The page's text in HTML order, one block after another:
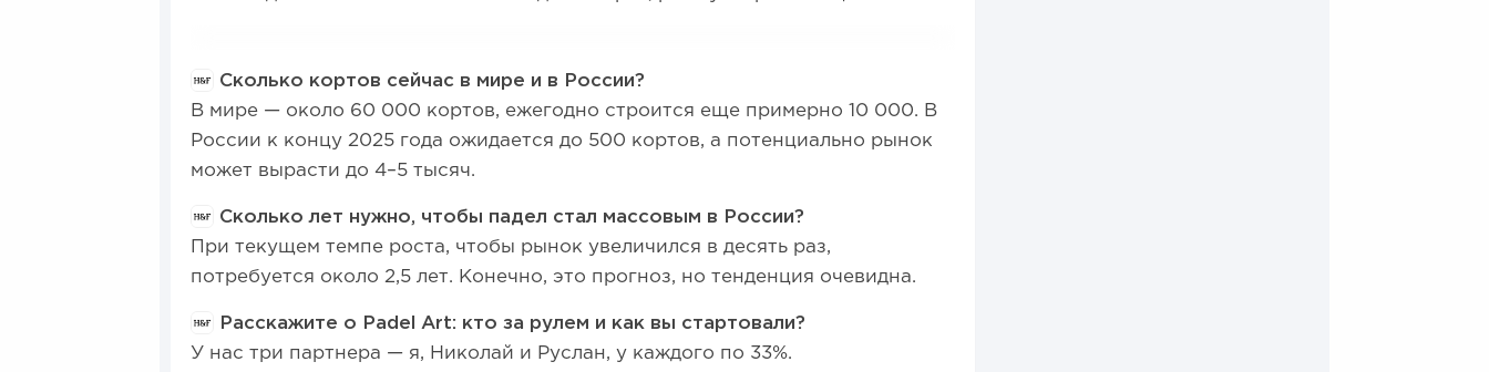
Сколько кортов сейчас в мире и в России?
В мире — около 60 000 кортов, ежегодно строится еще примерно 10 000. В
России к концу 2025 года ожидается до 500 кортов, а потенциально рынок
может вырасти до 4–5 тысяч.
Сколько лет нужно, чтобы падел стал массовым в России?
При текущем темпе роста, чтобы рынок увеличился в десять раз,
потребуется около 2,5 лет. Конечно, это прогноз, но тенденция очевидна.
Расскажите о Padel Art: кто за рулем и как вы стартовали?
У нас три партнера — я, Николай и Руслан, у каждого по 33%.